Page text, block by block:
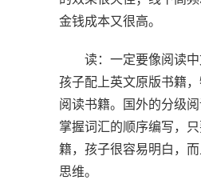
金钱成本又很高。
读：一定要像阅读中
孩子配上英文原版书籍
阅读书籍。国外的分级
掌握词汇的顺序编写，
籍，孩子很容易明白，
思维。